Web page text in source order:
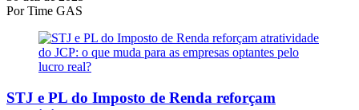
PorTime GAS
STJ e PL do Imposto de Renda reforçam